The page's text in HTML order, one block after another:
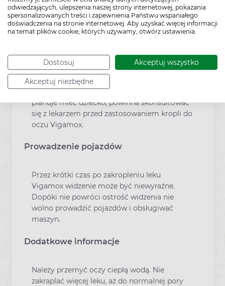
odwiedzających, ulepszenia naszej strony internetowej, pokazania
spersonalizowanych treści i zapewnienia Państwu wspaniałego
doświadczenia na stronie internetowej. Aby uzyskać więcej informacji
na temat plików cookie, których używamy, otwórz ustawienia.
Dostosuj Akceptuj wszystko
Akceptuj niezbędne
stosowanie leku Vigamox może
prowadzić do wystąpienia innych
zakażeń.
Jeśli pacjentka jest w ciąży lub karmi piersią,
przypuszcza że może być w ciąży lub gdy
planuje mieć dziecko, powinna skonsultować
się z lekarzem przed zastosowaniem kropli do
oczu Vigamox.
Prowadzenie pojazdów
Przez krótki czas po zakropleniu leku
Vigamox widzenie może być niewyraźne.
Dopóki nie powróci ostrość widzenia nie
wolno prowadzić pojazdów i obsługiwać
maszyn.
Dodatkowe informacje
Należy przemyć oczy ciepłą wodą. Nie
zakraplać więcej leku, aż do normalnej pory